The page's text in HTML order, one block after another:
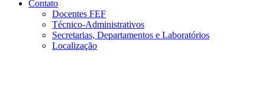
Contato
Docentes FEF
Técnico-Administrativos
Secretarias, Departamentos e Laboratórios
Localização